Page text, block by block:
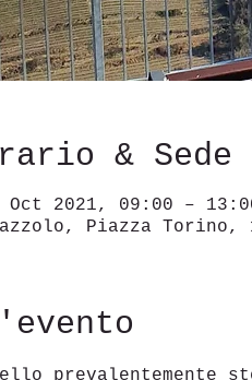
& Sede
Oct 2021, 09:00 –
Piazza Torino,